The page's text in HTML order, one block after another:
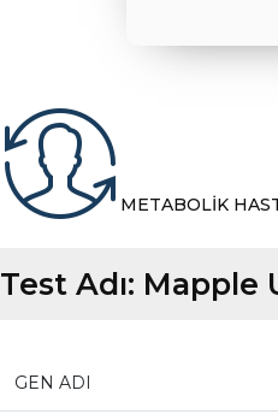
METABOLİK
Test Adı: Mapple
GEN ADI